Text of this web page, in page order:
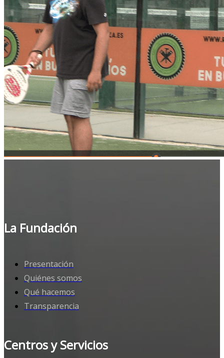
La Fundación
Presentación
Quiénes somos
Qué hacemos
Transparencia
Centros y Servicios